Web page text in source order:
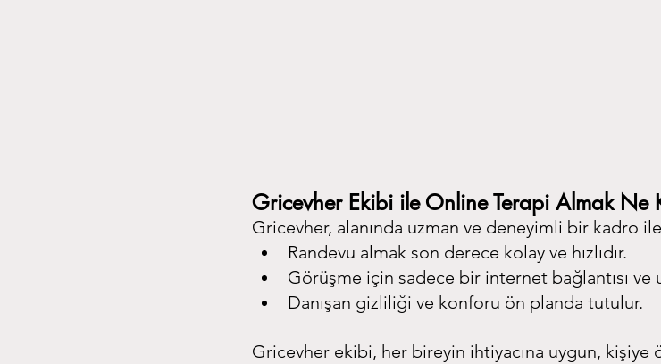
Gricevher Ekibi ile Online Terapi Almak Ne
Gricevher, alanında uzman ve deneyimli bir kadro
Randevu almak son derece kolay ve hızlıdır.
Görüşme için sadece bir internet bağlantısı
Danışan gizliliği ve konforu ön planda tutulur.
Gricevher ekibi, her bireyin ihtiyacına uygun, kişiye